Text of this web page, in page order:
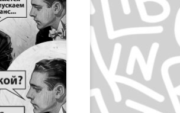
ВОЛЬФГАНГ ВАЙНГАРД
ГЕРБ ЛЮБАЛИН
ПОЛ РЕНД
ЭПРИЛ ГРЕЙМАН
ИВАН ЧЕРМАЕВ